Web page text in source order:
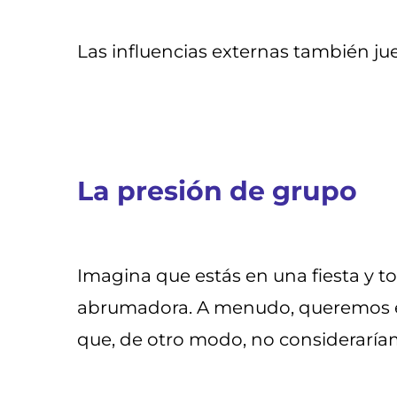
Las influencias externas también
La presión de grupo
Imagina que estás en una fiesta y
abrumadora. A menudo, queremos
que, de otro modo, no